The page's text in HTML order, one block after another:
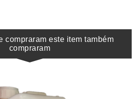
compraram este item também
compraram